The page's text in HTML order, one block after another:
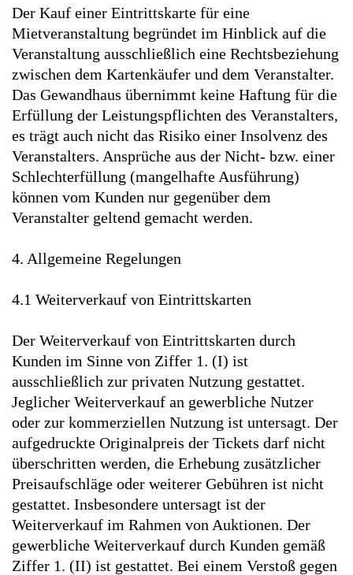
Der Kauf einer Eintrittskarte für eine
Mietveranstaltung begründet im Hinblick auf die
Veranstaltung ausschließlich eine Rechtsbeziehung
zwischen dem Kartenkäufer und dem Veranstalter.
Das Gewandhaus übernimmt keine Haftung für die
Erfüllung der Leistungspflichten des Veranstalters,
es trägt auch nicht das Risiko einer Insolvenz des
Veranstalters. Ansprüche aus der Nicht- bzw. einer
Schlechterfüllung (mangelhafte Ausführung)
können vom Kunden nur gegenüber dem
Veranstalter geltend gemacht werden.
4. Allgemeine Regelungen
4.1 Weiterverkauf von Eintrittskarten
Der Weiterverkauf von Eintrittskarten durch
Kunden im Sinne von Ziffer 1. (I) ist
ausschließlich zur privaten Nutzung gestattet.
Jeglicher Weiterverkauf an gewerbliche Nutzer
oder zur kommerziellen Nutzung ist untersagt. Der
aufgedruckte Originalpreis der Tickets darf nicht
überschritten werden, die Erhebung zusätzlicher
Preisaufschläge oder weiterer Gebühren ist nicht
gestattet. Insbesondere untersagt ist der
Weiterverkauf im Rahmen von Auktionen. Der
gewerbliche Weiterverkauf durch Kunden gemäß
Ziffer 1. (II) ist gestattet. Bei einem Verstoß gegen